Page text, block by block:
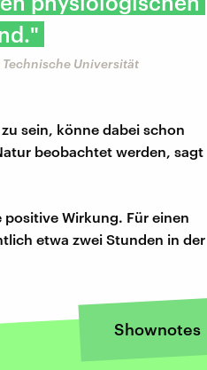
Universität
sein, könne dabei schon
beobachtet werden, sagt
Wirkung. Für einen
etwa zwei Stunden in der
Shownotes